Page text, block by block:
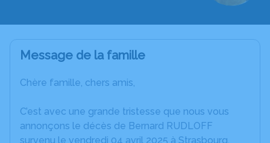
Message de la famille
Chère famille, chers amis,
C’est avec une grande tristesse que nous vous
annonçons le décès de Bernard RUDLOFF
survenu le vendredi 04 avril 2025 à Strasbourg.